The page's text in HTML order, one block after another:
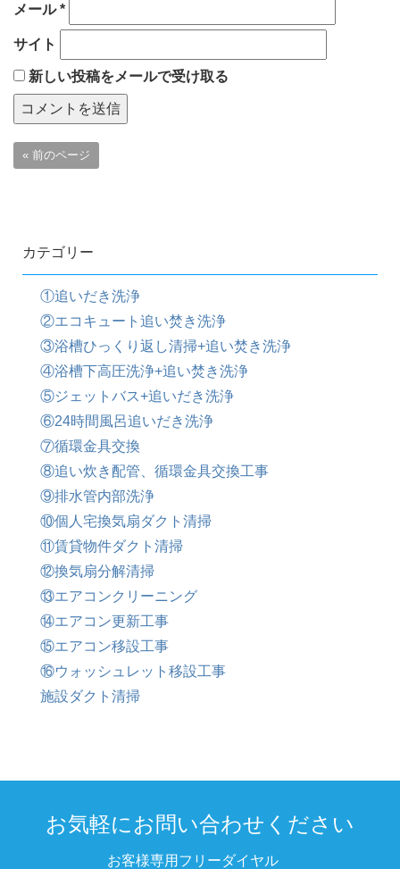
メール*
サイト
新しい投稿をメールで受け取る
« 前のページ
カテゴリー
①追いだき洗浄
②エコキュート追い焚き洗浄
③浴槽ひっくり返し清掃+追い焚き洗浄
④浴槽下高圧洗浄+追い焚き洗浄
⑤ジェットバス+追いだき洗浄
⑥24時間風呂追いだき洗浄
⑦循環金具交換
⑧追い炊き配管、循環金具交換工事
⑨排水管内部洗浄
⑩個人宅換気扇ダクト清掃
⑪賃貸物件ダクト清掃
⑫換気扇分解清掃
⑬エアコンクリーニング
⑭エアコン更新工事
⑮エアコン移設工事
⑯ウォッシュレット移設工事
施設ダクト清掃
お気軽にお問い合わせください
お客様専用フリーダイヤル